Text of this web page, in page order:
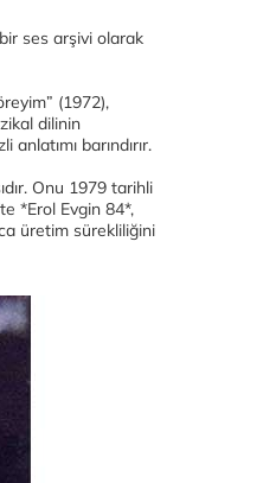
ses arşivi olarak
(1972),
dilinin
barındırır.
Onu 1979 tarihli
*Erol Evgin 84*,
üretim sürekliliğini